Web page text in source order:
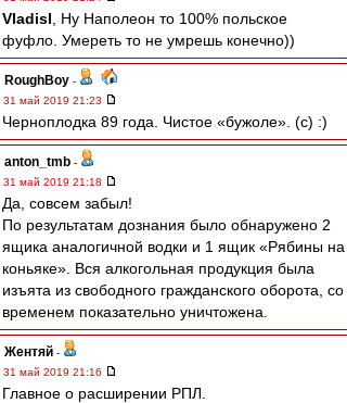
Vladisl , Ну Наполеон то 100% польское
фуфло. Умереть то не умрешь конечно))
RoughBoy -
31 май 2019 21:23
Черноплодка 89 года. Чистое «бужоле». (c) :)
anton_tmb -
31 май 2019 21:18
Да, совсем забыл!
По результатам дознания было обнаружено 2
ящика аналогичной водки и 1 ящик «Рябины на
коньяке». Вся алкогольная продукция была
изъята из свободного гражданского оборота, со
временем показательно уничтожена.
Жентяй -
31 май 2019 21:16
Главное о расширении РПЛ.